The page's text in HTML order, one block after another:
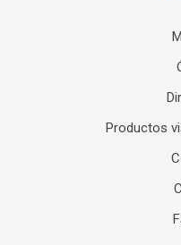
Productos